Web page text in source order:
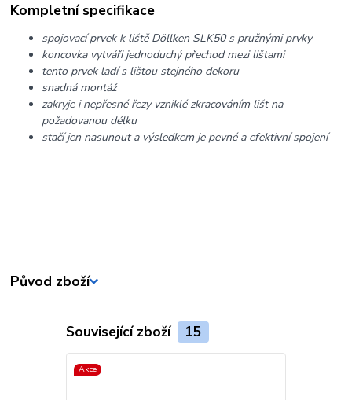
Kompletní specifikace
spojovací prvek k liště Döllken SLK50 s pružnými prvky
koncovka vytváři jednoduchý přechod mezi lištami
tento prvek ladí s lištou stejného dekoru
snadná montáž
zakryje i nepřesné řezy vzniklé zkracováním lišt na
požadovanou délku
stačí jen nasunout a výsledkem je pevné a efektivní spojení
Původ zboží
Související zboží 15
Akce